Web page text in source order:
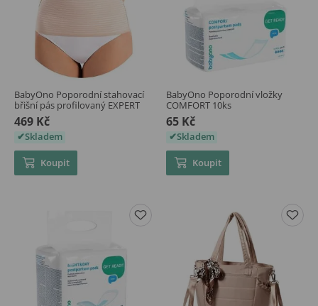
BabyOno Poporodní stahovací
břišní pás profilovaný EXPERT
469 Kč
Skladem
Koupit
BabyOno Poporodní vložky
COMFORT 10ks
65 Kč
Skladem
Koupit